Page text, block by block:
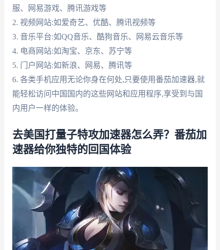
服、网易游戏、腾讯游戏等
2. 视频网站:如爱奇艺、优酷、腾讯视频等
3. 音乐平台:如QQ音乐、酷狗音乐、网易云音乐等
4. 电商网站:如淘宝、京东、苏宁等
5. 门户网站:如新浪、网易、腾讯等
6. 各类手机应用无论你身在何处,只要使用番茄加速器,就
能轻松访问中国国内的这些网站和应用程序,享受到与国
内用户一样的体验。
去美国打量子特攻加速器怎么弄？番茄加
速器给你独特的回国体验